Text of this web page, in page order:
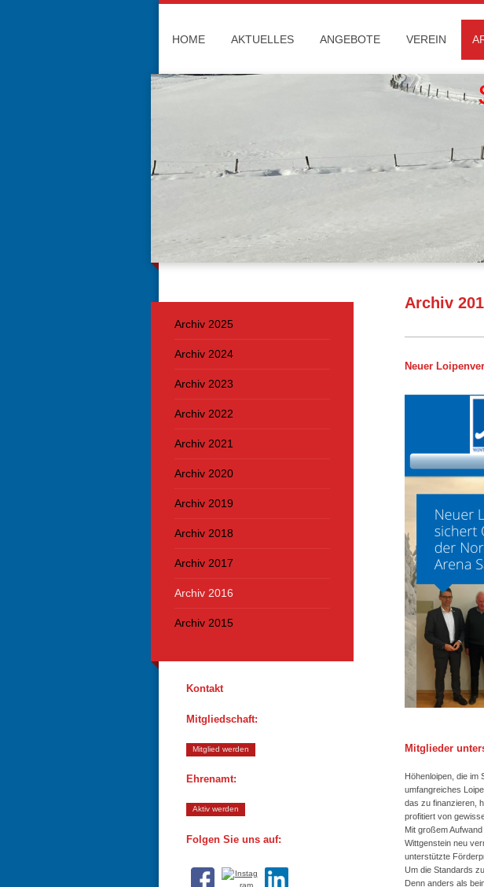
HOME AKTUELLES ANGEBOTE VEREIN
Skiclub
Archiv
Neuer
Mitglieder
Höhenloipen, die im
umfangreiches
das zu finanzieren,
profitiert von
Mit großem
Wittgenstein neu
unterstützte
Um die Standards
Denn anders als
Archiv 2025
Archiv 2024
Archiv 2023
Archiv 2022
Archiv 2021
Archiv 2020
Archiv 2019
Archiv 2018
Archiv 2017
Archiv 2016
Archiv 2015
Kontakt
Mitgliedschaft:
Mitglied werden
Ehrenamt:
Aktiv werden
Folgen Sie uns auf: